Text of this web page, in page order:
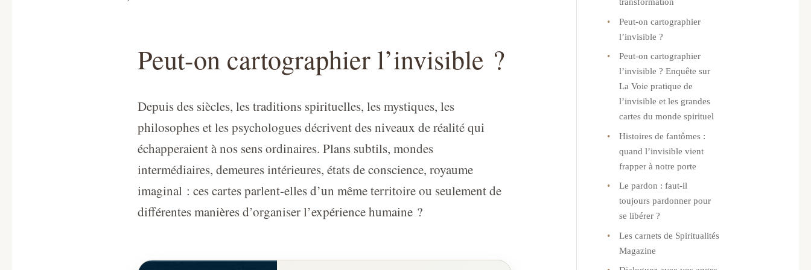
Peut-on cartographier l’invisible ?
Depuis des siècles, les traditions spirituelles, les mystiques, les
philosophes et les psychologues décrivent des niveaux de réalité qui
échapperaient à nos sens ordinaires. Plans subtils, mondes
intermédiaires, demeures intérieures, états de conscience, royaume
imaginal : ces cartes parlent-elles d’un même territoire ou seulement de
différentes manières d’organiser l’expérience humaine ?
Peut-on cartographier
l’invisible ?
Peut-on cartographier
l’invisible ? Enquête sur
La Voie pratique de
l’invisible et les grandes
cartes du monde spirituel
Histoires de fantômes :
quand l’invisible vient
frapper à notre porte
Le pardon : faut-il
toujours pardonner pour
se libérer ?
Les carnets de Spiritualités
Magazine